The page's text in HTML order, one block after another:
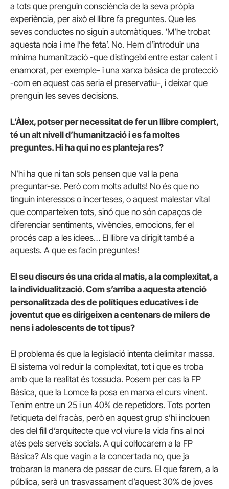
a tots que prenguin consciència de la seva pròpia
experiència, per això el llibre fa preguntes. Que les
seves conductes no siguin automàtiques. ‘M’he trobat
aquesta noia i me l’he feta’. No. Hem d’introduir una
mínima humanització -que distingeixi entre estar calent i
enamorat, per exemple- i una xarxa bàsica de protecció
-com en aquest cas seria el preservatiu-, i deixar que
prenguin les seves decisions.
L’Àlex, potser per necessitat de fer un llibre complert,
té un alt nivell d’humanització i es fa moltes
preguntes. Hi ha qui no es planteja res?
N’hi ha que ni tan sols pensen que val la pena
preguntar-se. Però com molts adults! No és que no
tinguin interessos o incerteses, o aquest malestar vital
que comparteixen tots, sinó que no són capaços de
diferenciar sentiments, vivències, emocions, fer el
procés cap a les idees… El llibre va dirigit també a
aquests. A que es facin preguntes!
El seu discurs és una crida al matís, a la complexitat, a
la individualització. Com s’arriba a aquesta atenció
personalitzada des de polítiques educatives i de
joventut que es dirigeixen a centenars de milers de
nens i adolescents de tot tipus?
El problema és que la legislació intenta delimitar massa.
El sistema vol reduir la complexitat, tot i que es troba
amb que la realitat és tossuda. Posem per cas la FP
Bàsica, que la Lomce la posa en marxa el curs vinent.
Tenim entre un 25 i un 40% de repetidors. Tots porten
l’etiqueta del fracàs, però en aquest grup s’hi inclouen
des del fill d’arquitecte que vol viure la vida fins al noi
atès pels serveis socials. A qui col·locarem a la FP
Bàsica? Als que vagin a la concertada no, que ja
trobaran la manera de passar de curs. El que farem, a la
pública, serà un trasvassament d’aquest 30% de joves